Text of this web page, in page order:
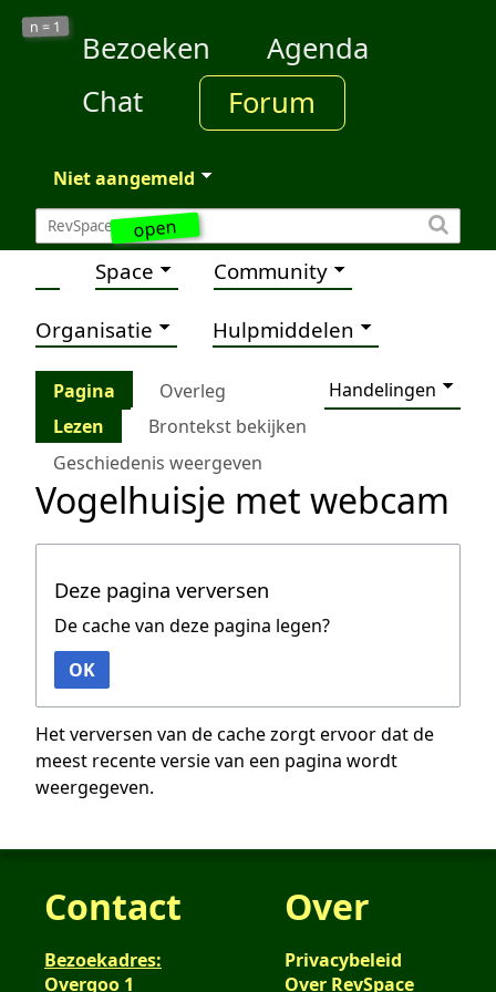
open
n = 1
Bezoeken
Agenda
Chat
Forum
Niet aangemeld
Space Community
Organisatie Hulpmiddelen
Pagina Overleg
Handelingen
Lezen
Brontekst bekijken
Geschiedenis weergeven
Vogelhuisje met webcam
Deze pagina verversen
De cache van deze pagina legen?
OK
Het verversen van de cache zorgt ervoor dat de
meest recente versie van een pagina wordt
weergegeven.
Contact
Bezoekadres:
Overgoo 1
Over
Privacybeleid
Over RevSpace